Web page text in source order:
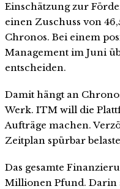
Einschätzung zur
einen Zuschuss von
Chronos. Bei einem
Management im Juni
entscheiden.
Damit hängt an
Werk. ITM will die
Aufträge machen.
Zeitplan spürbar
Das gesamte
Millionen Pfund. Darin